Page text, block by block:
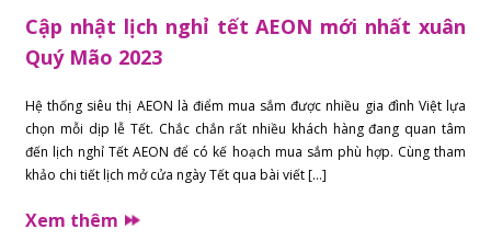
Cập nhật lịch nghỉ tết AEON mới nhất xuân
Quý Mão 2023
Hệ thống siêu thị AEON là điểm mua sắm được nhiều gia đình Việt lựa
chọn mỗi dịp lễ Tết. Chắc chắn rất nhiều khách hàng đang quan tâm
đến lịch nghỉ Tết AEON để có kế hoạch mua sắm phù hợp. Cùng tham
khảo chi tiết lịch mở cửa ngày Tết qua bài viết […]
Xem thêm